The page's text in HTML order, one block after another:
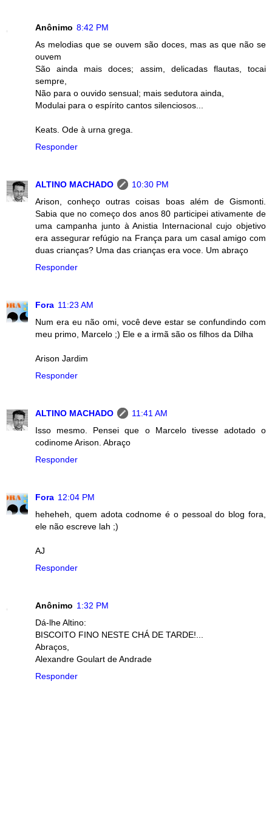
Anônimo 8:42 PM
As melodias que se ouvem são doces, mas as que não se
ouvem
São ainda mais doces; assim, delicadas flautas, tocai
sempre,
Não para o ouvido sensual; mais sedutora ainda,
Modulai para o espírito cantos silenciosos...
Keats. Ode à urna grega.
Responder
ALTINO MACHADO
10:30 PM
Arison, conheço outras coisas boas além de Gismonti.
Sabia que no começo dos anos 80 participei ativamente de
uma campanha junto à Anistia Internacional cujo objetivo
era assegurar refúgio na França para um casal amigo com
duas crianças? Uma das crianças era voce. Um abraço
Responder
Fora 11:23 AM
Num era eu não omi, você deve estar se confundindo com
meu primo, Marcelo ;) Ele e a irmã são os filhos da Dilha
Arison Jardim
Responder
ALTINO MACHADO
11:41 AM
Isso mesmo. Pensei que o Marcelo tivesse adotado o
codinome Arison. Abraço
Responder
Fora 12:04 PM
heheheh, quem adota codnome é o pessoal do blog fora,
ele não escreve lah ;)
AJ
Responder
Anônimo 1:32 PM
Dá-lhe Altino:
BISCOITO FINO NESTE CHÁ DE TARDE!...
Abraços,
Alexandre Goulart de Andrade
Responder